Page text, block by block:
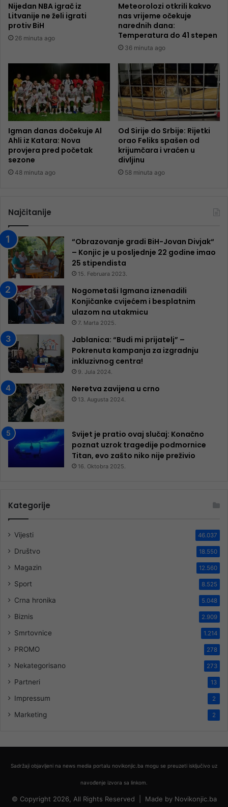
Nijedan NBA igrač iz
Litvanije ne želi igrati
protiv BiH
26 minuta ago
Meteorolozi otkrili kakvo
nas vrijeme očekuje
narednih dana:
Temperatura do 41 stepen
36 minuta ago
Igman danas dočekuje Al
Ahli iz Katara: Nova
provjera pred početak
sezone
48 minuta ago
Od Sirije do Srbije: Rijetki
orao Feliks spašen od
krijumčara i vraćen u
divljinu
58 minuta ago
Najčitanije
“Obrazovanje gradi BiH-Jovan Divjak“
– Konjic je u posljednje 22 godine imao
25 ​​stipendista
15. Februara 2023.
Nogometaši Igmana iznenadili
Konjičanke cvijećem i besplatnim
ulazom na utakmicu
7. Marta 2025.
Jablanica: “Budi mi prijatelj” –
Pokrenuta kampanja za izgradnju
inkluzivnog centra!
9. Jula 2024.
Neretva zavijena u crno
13. Augusta 2024.
Svijet je pratio ovaj slučaj: Konačno
poznat uzrok tragedije podmornice
Titan, evo zašto niko nije preživio
16. Oktobra 2025.
Kategorije
Vijesti 46.037
Društvo 18.550
Magazin 12.560
Sport 8.525
Crna hronika 5.048
Biznis 2.909
Smrtovnice 1.214
PROMO 278
Nekategorisano 273
Partneri 13
Impressum 2
Marketing 2
Sadržaji objavljeni na news media portalu novikonjic.ba mogu se preuzeti isključivo uz
navođenje izvora sa linkom.
© Copyright 2026, All Rights Reserved | Made by Novikonjic.ba